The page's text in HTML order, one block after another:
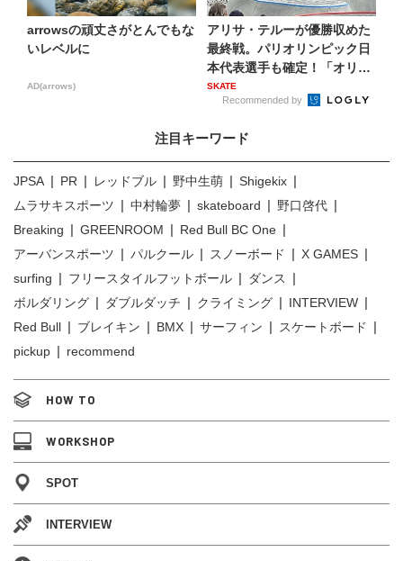
arrowsの頑丈さがとんでもな
いレベルに
AD(arrows)
アリサ・テルーが優勝収めた
最終戦。パリオリンピック日
本代表選手も確定！「オリン
ピ...
SKATE
Recommended by
注目キーワード
JPSA PR レッドブル 野中生萌
Shigekix
ムラサキスポーツ
中村輪夢 skateboard
野口啓代
Breaking
GREENROOM
Red Bull BC One
アーバンスポーツ
パルクール スノーボード
X GAMES
surfing
フリースタイルフットボール
ダンス
ボルダリング
ダブルダッチ クライミング
INTERVIEW
Red Bull
ブレイキン BMX サーフィン
スケートボード
pickup
recommend
HOW TO
WORKSHOP
SPOT
INTERVIEW